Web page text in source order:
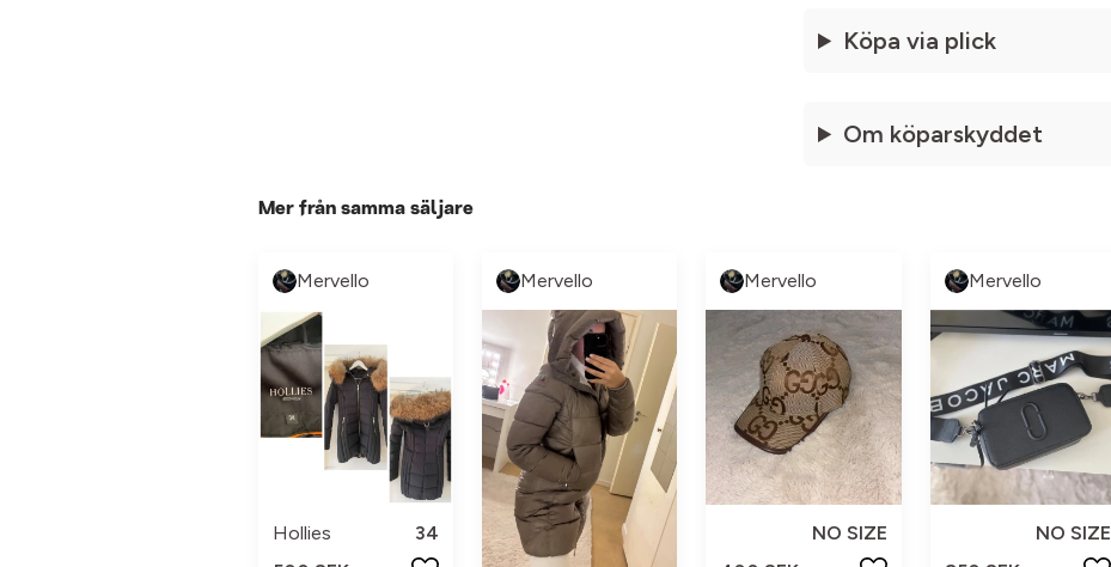
Köpa via plick
Om köparskyddet
Mer från samma säljare
Mervello
Hollies
34
Mervello Mervello
NO SIZE
Mervello
NO SIZE